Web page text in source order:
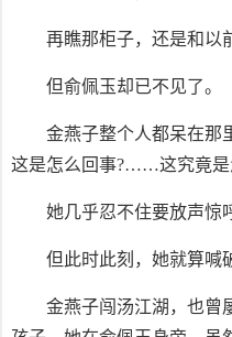
再瞧那柜子，还是和以
但俞佩玉却已不见了。
金燕子整个人都呆在那
这是怎么回事?……这究竟是
她几乎忍不住要放声惊
但此时此刻，她就算喊
金燕子闯汤江湖，也曾